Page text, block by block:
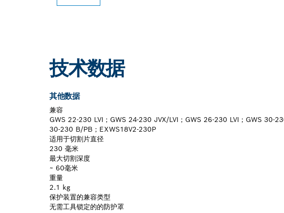
技术数据
其他数据
兼容
GWS 22-230 LVI；GWS 24-230 JVX/LVI；GWS 26-230 LVI；GWS 30-
30-230 B/PB；EXWS18V2-230P
适用于切割片直径
230 毫米
最大切割深度
~ 60毫米
重量
2.1 kg
保护装置的兼容类型
无需工具锁定的的防护罩